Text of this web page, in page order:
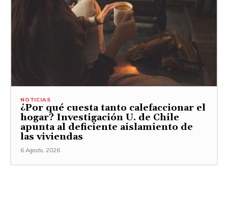
NOTICIAS
¿Por qué cuesta tanto calefaccionar el
hogar? Investigación U. de Chile
apunta al deficiente aislamiento de
las viviendas
6 Agosto, 2026